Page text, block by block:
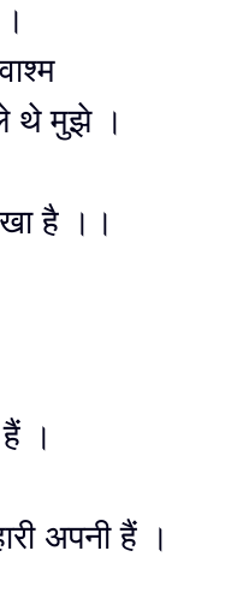
थे मुझे ।
है ।।
।
अपनी हैं ।